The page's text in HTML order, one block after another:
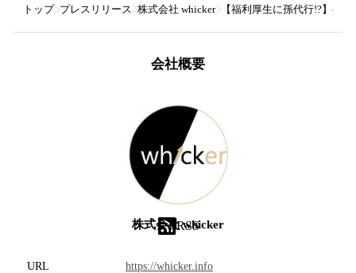
トップ プレスリリース 株式会社 whicker 【福利厚生に孫代行!?】ベ
会社概要
株式会社 whicker
RSS
URL
https://whicker.info